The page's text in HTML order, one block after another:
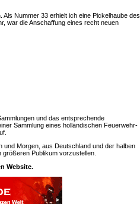
Nummer 33 erhielt ich eine Pickelhaube des
war die Anschaffung eines recht neuen
und das entsprechende
Sammlung eines holländischen Feuerwehr-
Morgen, aus Deutschland und der halben
Publikum vorzustellen.
Website.